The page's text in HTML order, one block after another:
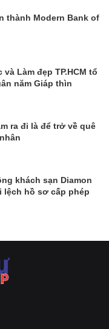
thành Modern Bank of
Làm đẹp TP.HCM tổ
năm Giáp thìn
ra đi là để trở về quê
khách sạn Diamon
lệch hồ sơ cấp phép